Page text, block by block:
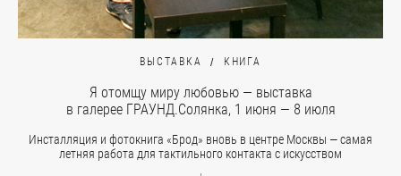
ВЫСТАВКА КНИГА
Я отомщу миру любовью — выставка
в галерее ГРАУНД.Солянка, 1 июня — 8 июля
Инсталляция и фотокнига «Брод» вновь в центре Москвы — самая
летняя работа для тактильного контакта с искусством